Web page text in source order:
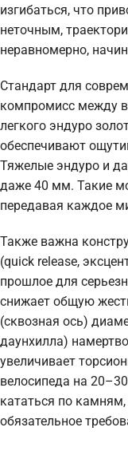
изгибаться, что
неточным,
неравномерно,
Стандарт для
компромисс между
легкого эндуро
обеспечивают
Тяжелые эндуро и
даже 40 мм. Такие
передавая каждое
Также важна
(quick release,
прошлое для
снижает общую
(сквозная ось)
даунхилла)
увеличивает
велосипеда на
кататься по
обязательное